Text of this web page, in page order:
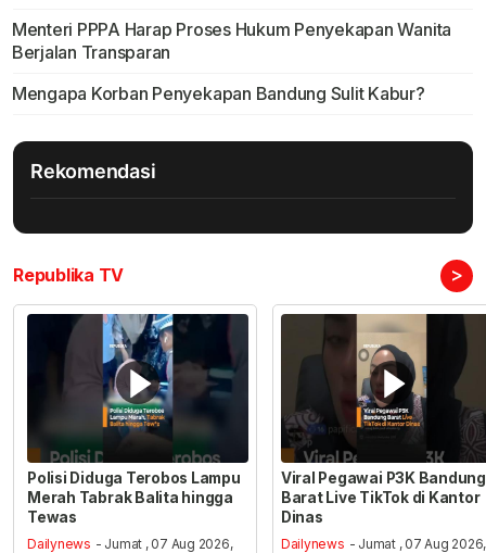
Menteri PPPA Harap Proses Hukum Penyekapan Wanita
Berjalan Transparan
Mengapa Korban Penyekapan Bandung Sulit Kabur?
Rekomendasi
Republika TV >
Polisi Diduga Terobos Lampu
Merah Tabrak Balita hingga
Tewas
Dailynews - Jumat , 07 Aug 2026,
Viral Pegawai P3K Bandung
Barat Live TikTok di Kantor
Dinas
Dailynews - Jumat , 07 Aug 2026,